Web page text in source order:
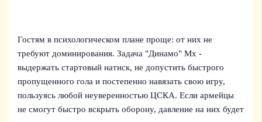
Гостям в психологическом плане проще: от них не
требуют доминирования. Задача "Динамо" Мх -
выдержать стартовый натиск, не допустить быстрого
пропущенного гола и постепенно навязать свою игру,
пользуясь любой неуверенностью ЦСКА. Если армейцы
не смогут быстро вскрыть оборону, давление на них будет